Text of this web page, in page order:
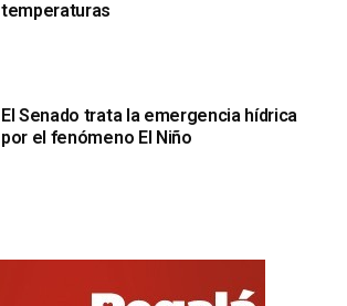
temperaturas
El Senado trata la emergencia hídrica
por el fenómeno El Niño